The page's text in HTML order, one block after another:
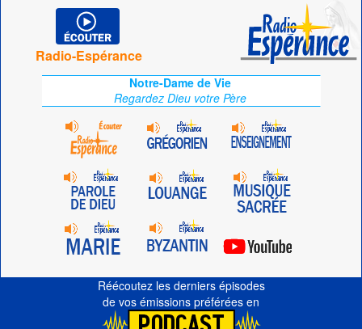
Radio-Espérance
Notre-Dame de Vie
Regardez Dieu votre Père
Réécoutez les derniers épisodes
de vos émissions préférées en